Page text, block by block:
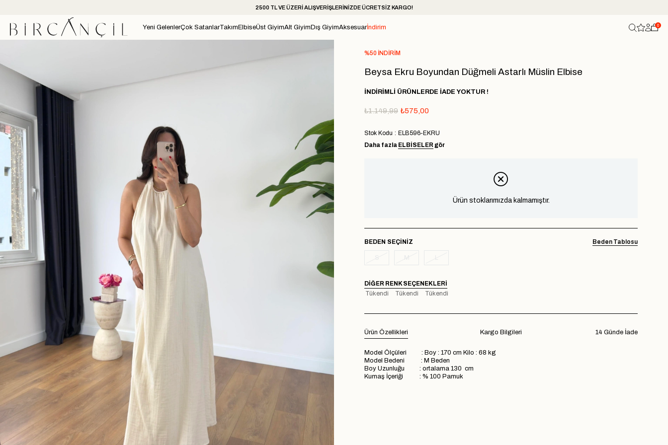
2500 TL VE ÜZERİ ALIŞVERİŞLERİNİZDE ÜCRETSİZ KARGO!
Yeni GelenlerÇok SatanlarTakım ElbiseÜst GiyimAlt Giyim Dış GiyimAksesuarİndirim 0
%50 İNDIRIM
Beysa Ekru Boyundan Düğmeli Astarlı Müslin Elbise
İNDİRİMLİ ÜRÜNLERDE İADE YOKTUR !
₺1.149,99 ₺575,00
Stok Kodu
ELB596-EKRU
Daha fazla ELBİSELER gör
Ürün stoklarımızda kalmamıştır.
Beden Tablosu
BEDEN
DIĞER RENK SEÇENEKLERI
Tükendi
Tükendi Tükendi
Ürün Özellikleri 14 Günde İade
Kargo Bilgileri
Model Ölçüleri : Boy : 170 cm Kilo : 68 kg
Model Bedeni : M Beden
Boy Uzunluğu : ortalama 130 cm
Kumaş İçeriği : % 100 Pamuk